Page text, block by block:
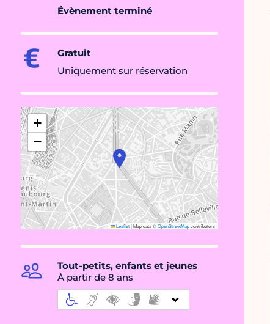
Évènement terminé
Gratuit
Uniquement sur réservation
+
−
Leaflet|Map data ©OpenStreetMapcontributors
Tout-petits, enfants et jeunes
À partir de 8 ans